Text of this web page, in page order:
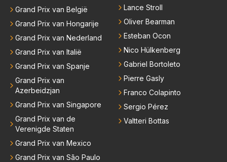
Grand Prix van België
Grand Prix van Hongarije
Grand Prix van Nederland
Grand Prix van Italië
Grand Prix van Spanje
Grand Prix van
Azerbeidzjan
Grand Prix van Singapore
Grand Prix van de
Verenigde Staten
Grand Prix van Mexico
Grand Prix van São Paulo
Lance Stroll
Oliver Bearman
Esteban Ocon
Nico Hülkenberg
Gabriel Bortoleto
Pierre Gasly
Franco Colapinto
Sergio Pérez
Valtteri Bottas